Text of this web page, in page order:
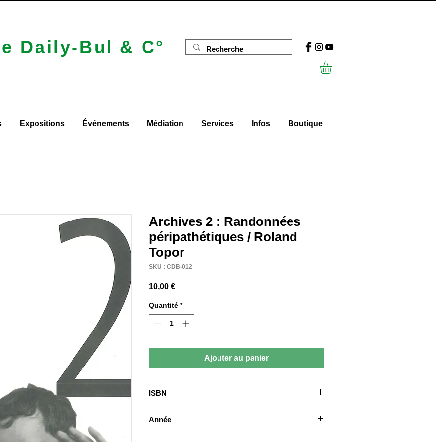
Daily-Bul & C°
Expositions Événements Médiation Services Infos Boutique
Archives 2 : Randonnées
péripathétiques / Roland
Topor
SKU : CDB-012
10,00 €Prix
Quantité *
Ajouter au panier
ISBN
Année